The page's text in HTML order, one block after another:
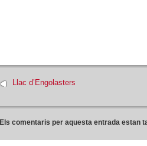
Llac d’Engolasters
Els comentaris per aquesta entrada estan